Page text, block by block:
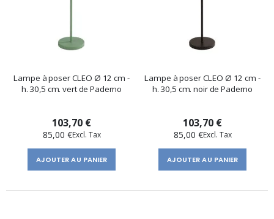
Lampe à poser CLEO Ø 12 cm -
h. 30,5 cm. vert de Paderno
103,70 €
85,00 €
AJOUTER AU PANIER
Lampe à poser CLEO Ø 12 cm -
h. 30,5 cm. noir de Paderno
103,70 €
85,00 €
AJOUTER AU PANIER